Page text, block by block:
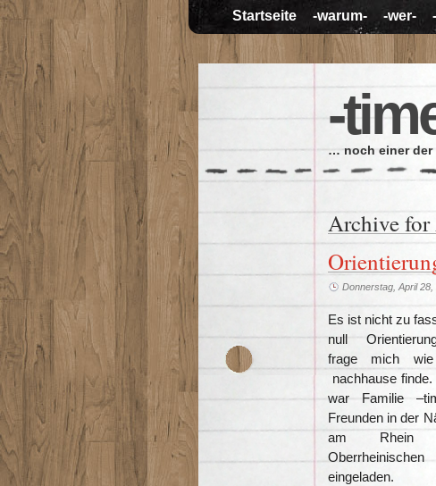
Startseite -warum- -wer-
-
… noch einer
Archive
Donnerstag, April 28,
Es ist nicht zu
null
frage mich
nachhause
war Familie
Freunden in der
am
eingeladen.